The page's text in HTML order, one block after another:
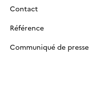
Contact
Référence
Communiqué de presse